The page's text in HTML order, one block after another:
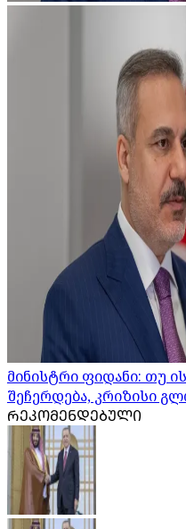
მინისტრი ფიდანი: თუ
შეჩერდება, კრიზისი
ᲠᲔᲙᲝᲛᲔᲜᲓᲔᲑᲣᲚᲘ